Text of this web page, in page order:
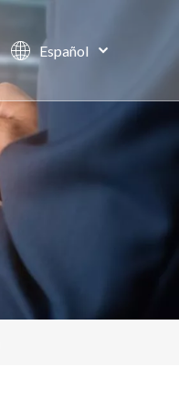
Español
Deutsch
Pусский